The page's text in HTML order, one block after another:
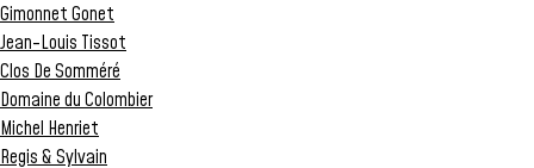
Gimonnet Gonet
Jean-Louis Tissot
Clos De Somméré
Domaine du Colombier
Michel Henriet
Regis & Sylvain